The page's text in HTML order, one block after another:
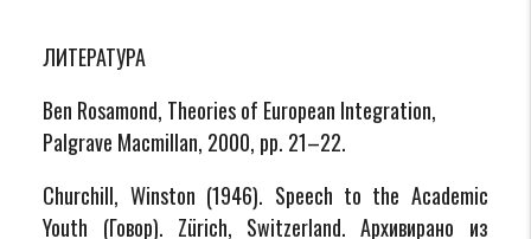
ЛИТЕРАТУРА
Ben Rosamond, Theories of European Integration,
Palgrave Macmillan, 2000, pp. 21–22.
Churchill, Winston (1946). Speech to the Academic
Youth (Говор). Zürich, Switzerland. Архивирано из